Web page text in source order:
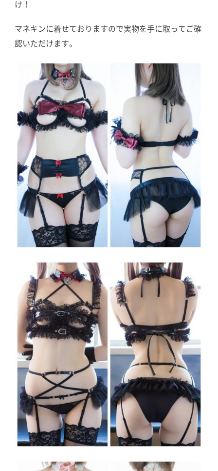
け！
マネキンに着せておりますので実物を手に取ってご確
認いただけます。